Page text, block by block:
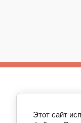
Этот сайт